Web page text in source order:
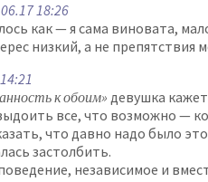
18:26
как — я сама виновата,
низкий, а не препятствия
к обоим» девушка
все, что возможно —
что давно надо было
застолбить.
независимое и